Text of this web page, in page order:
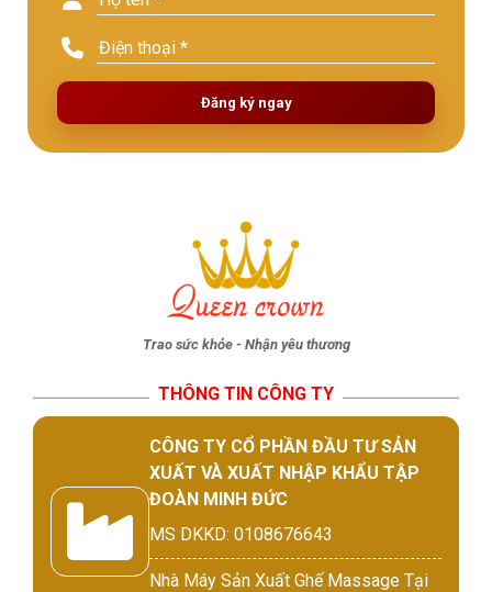
Đăng ký ngay
Trao sức khỏe - Nhận yêu thương
THÔNG TIN CÔNG TY
CÔNG TY CỔ PHẦN ĐẦU TƯ SẢN
XUẤT VÀ XUẤT NHẬP KHẨU TẬP
ĐOÀN MINH ĐỨC
MS DKKD: 0108676643
Nhà Máy Sản Xuất Ghế Massage Tại